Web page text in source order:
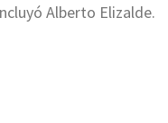
Alberto Elizalde.